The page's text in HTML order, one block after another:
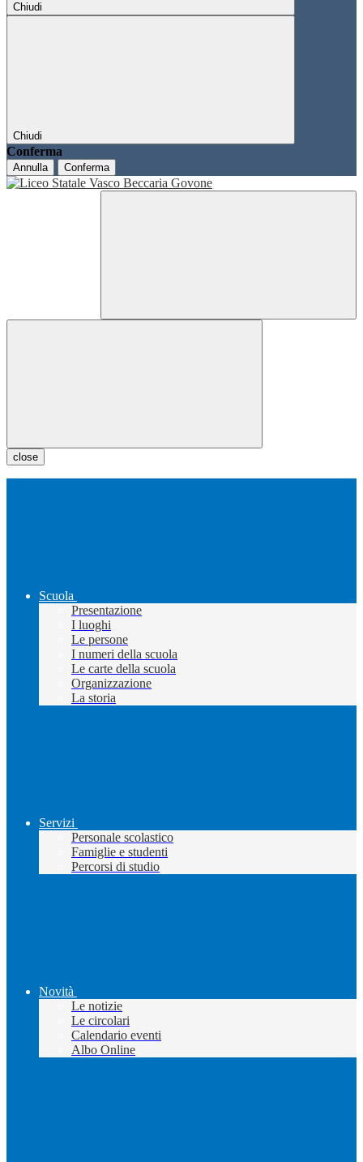
Chiudi
Chiudi
Conferma
Annulla Conferma
close
Scuola
Presentazione
I luoghi
Le persone
I numeri della scuola
Le carte della scuola
Organizzazione
La storia
Servizi
Personale scolastico
Famiglie e studenti
Percorsi di studio
Novità
Le notizie
Le circolari
Calendario eventi
Albo Online